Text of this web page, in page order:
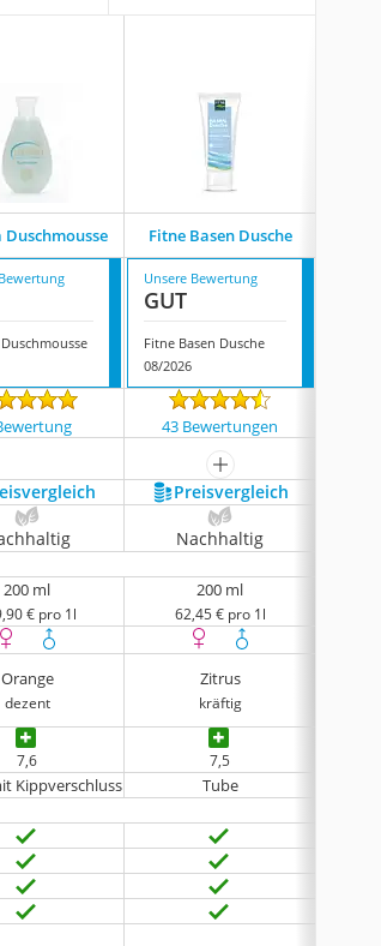
Duschmousse Fitne Basen Dusche
Unsere Bewertung
GUT
Fitne Basen Dusche
08/2026
43 Bewertungen
mehr anzeigen
Preis­vergleich
Nachhaltig
200 ml
€ pro 1l
200 ml
62,45 € pro 1l
Orange
dezent
Zitrus
kräftig
7,6 7,5
Kippverschluss Tube